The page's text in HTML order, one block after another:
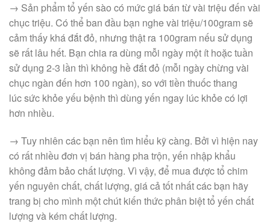
→ Sản phẩm tổ yến sào có mức giá bán từ vài triệu đến vài
chục triệu. Có thể ban đầu bạn nghe vài triệu/100gram sẽ
cảm thấy khá đắt đỏ, nhưng thật ra 100gram nếu sử dụng
sẽ rất lâu hết. Bạn chia ra dùng mỗi ngày một ít hoặc tuần
sử dụng 2-3 lần thì không hề đắt đỏ (mỗi ngày chừng vài
chục ngàn đến hơn 100 ngàn), so với tiền thuốc thang
lúc sức khỏe yếu bệnh thì dùng yến ngay lúc khỏe có lợi
hơn nhiều.
→ Tuy nhiên các bạn nên tìm hiểu kỹ càng. Bởi vì hiện nay
có rất nhiều đơn vị bán hàng pha trộn, yến nhập khẩu
không đảm bảo chất lượng. Vì vậy, để mua được tổ chim
yến nguyên chất, chất lượng, giá cả tốt nhất các bạn hãy
trang bị cho mình một chút kiến thức phân biệt tổ yến chất
lượng và kém chất lượng.